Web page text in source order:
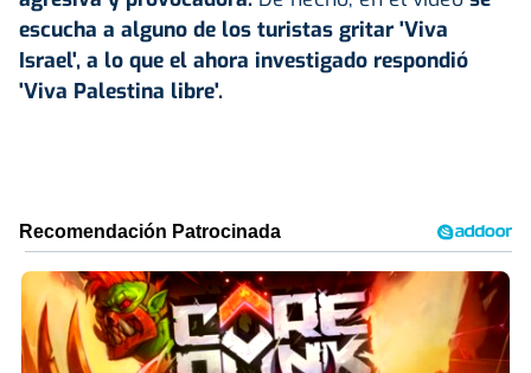
escucha a alguno de los turistas gritar 'Viva
Israel', a lo que el ahora investigado respondió
'Viva Palestina libre'.